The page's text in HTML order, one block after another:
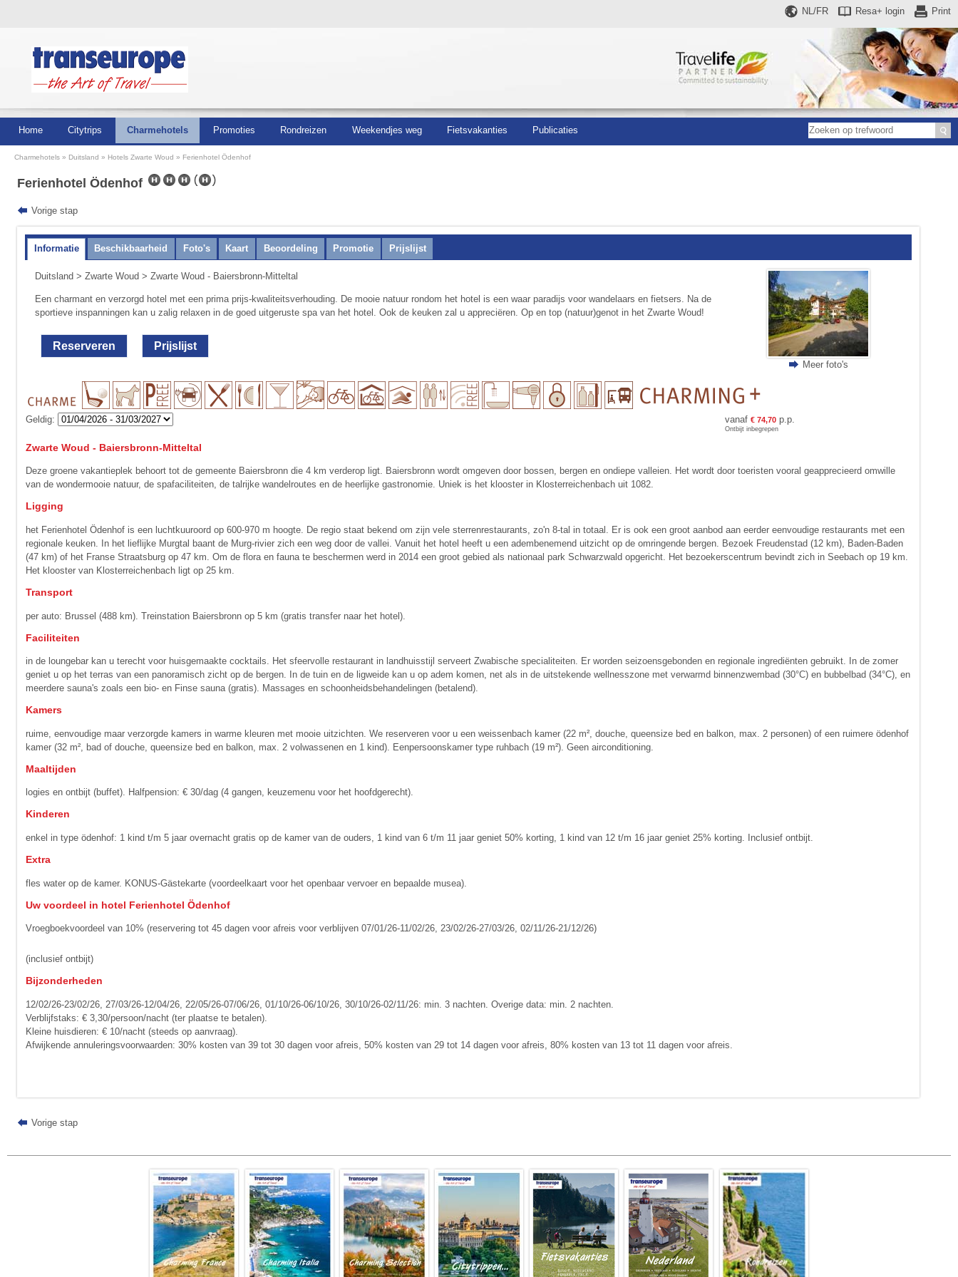
Print
Resa+ login
NL/FR
Home Citytrips Charmehotels Promoties Rondreizen Weekendjes weg Fietsvakanties Publicaties
Charmehotels Duitsland Hotels Zwarte Woud Ferienhotel Ödenhof
Ferienhotel Ödenhof
Vorige stap
Informatie Beschikbaarheid Foto's Kaart Beoordeling Promotie Prijslijst
Duitsland >Zwarte Woud > Zwarte Woud - Baiersbronn-Mitteltal
Een charmant en verzorgd hotel met een prima prijs-kwaliteitsverhouding. De mooie natuur rondom het hotel is een waar paradijs voor wandelaars en fietsers. Na de
sportieve inspanningen kan u zalig relaxen in de goed uitgeruste spa van het hotel. Ook de keuken zal u appreciëren. Op en top (natuur)genot in het Zwarte Woud!
Reserveren Prijslijst
Meer foto's
Geldig: vanaf€ 74,70 p.p.
Ontbijt inbegrepen
Zwarte Woud - Baiersbronn-Mitteltal
Deze groene vakantieplek behoort tot de gemeente Baiersbronn die 4 km verderop ligt. Baiersbronn wordt omgeven door bossen, bergen en ondiepe valleien. Het wordt door toeristen vooral geapprecieerd omwille
van de wondermooie natuur, de spafaciliteiten, de talrijke wandelroutes en de heerlijke gastronomie. Uniek is het klooster in Klosterreichenbach uit 1082.
Ligging
het Ferienhotel Ödenhof is een luchtkuuroord op 600-970 m hoogte. De regio staat bekend om zijn vele sterrenrestaurants, zo'n 8-tal in totaal. Er is ook een groot aanbod aan eerder eenvoudige restaurants met een
regionale keuken. In het lieflijke Murgtal baant de Murg-rivier zich een weg door de vallei. Vanuit het hotel heeft u een adembenemend uitzicht op de omringende bergen. Bezoek Freudenstad (12 km), Baden-Baden
(47 km) of het Franse Straatsburg op 47 km. Om de flora en fauna te beschermen werd in 2014 een groot gebied als nationaal park Schwarzwald opgericht. Het bezoekerscentrum bevindt zich in Seebach op 19 km.
Het klooster van Klosterreichenbach ligt op 25 km.
Transport
per auto: Brussel (488 km). Treinstation Baiersbronn op 5 km (gratis transfer naar het hotel).
Faciliteiten
in de loungebar kan u terecht voor huisgemaakte cocktails. Het sfeervolle restaurant in landhuisstijl serveert Zwabische specialiteiten. Er worden seizoensgebonden en regionale ingrediënten gebruikt. In de zomer
geniet u op het terras van een panoramisch zicht op de bergen. In de tuin en de ligweide kan u op adem komen, net als in de uitstekende wellnesszone met verwarmd binnenzwembad (30°C) en bubbelbad (34°C), en
meerdere sauna's zoals een bio- en Finse sauna (gratis). Massages en schoonheidsbehandelingen (betalend).
Kamers
ruime, eenvoudige maar verzorgde kamers in warme kleuren met mooie uitzichten. We reserveren voor u een weissenbach kamer (22 m², douche, queensize bed en balkon, max. 2 personen) of een ruimere ödenhof
kamer (32 m², bad of douche, queensize bed en balkon, max. 2 volwassenen en 1 kind). Eenpersoonskamer type ruhbach (19 m²). Geen airconditioning.
Maaltijden
logies en ontbijt (buffet). Halfpension: € 30/dag (4 gangen, keuzemenu voor het hoofdgerecht).
Kinderen
enkel in type ödenhof: 1 kind t/m 5 jaar overnacht gratis op de kamer van de ouders, 1 kind van 6 t/m 11 jaar geniet 50% korting, 1 kind van 12 t/m 16 jaar geniet 25% korting. Inclusief ontbijt.
Extra
fles water op de kamer. KONUS-Gästekarte (voordeelkaart voor het openbaar vervoer en bepaalde musea).
Uw voordeel in hotel Ferienhotel Ödenhof
Vroegboekvoordeel van 10% (reservering tot 45 dagen voor afreis voor verblijven 07/01/26-11/02/26, 23/02/26-27/03/26, 02/11/26-21/12/26)
(inclusief ontbijt)
Bijzonderheden
12/02/26-23/02/26, 27/03/26-12/04/26, 22/05/26-07/06/26, 01/10/26-06/10/26, 30/10/26-02/11/26: min. 3 nachten. Overige data: min. 2 nachten.
Verblijfstaks: € 3,30/persoon/nacht (ter plaatse te betalen).
Kleine huisdieren: € 10/nacht (steeds op aanvraag).
Afwijkende annuleringsvoorwaarden: 30% kosten van 39 tot 30 dagen voor afreis, 50% kosten van 29 tot 14 dagen voor afreis, 80% kosten van 13 tot 11 dagen voor afreis.
Vorige stap